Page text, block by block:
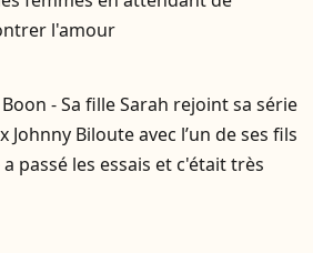
l'amour
- Sa fille Sarah rejoint sa série
Johnny Biloute avec l’un de ses fils
a passé les essais et c'était très